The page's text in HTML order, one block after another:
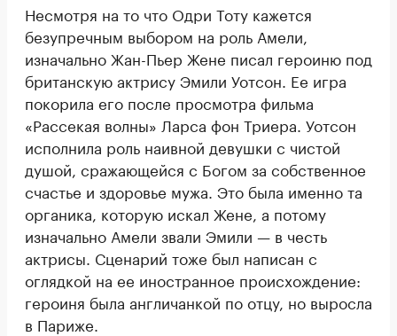
Несмотря на то что Одри Тоту кажется
безупречным выбором на роль Амели,
изначально Жан-Пьер Жене писал героиню под
британскую актрису Эмили Уотсон. Ее игра
покорила его после просмотра фильма
«Рассекая волны» Ларса фон Триера. Уотсон
исполнила роль наивной девушки с чистой
душой, сражающейся с Богом за собственное
счастье и здоровье мужа. Это была именно та
органика, которую искал Жене, а потому
изначально Амели звали Эмили — в честь
актрисы. Сценарий тоже был написан с
оглядкой на ее иностранное происхождение:
героиня была англичанкой по отцу, но выросла
в Париже.